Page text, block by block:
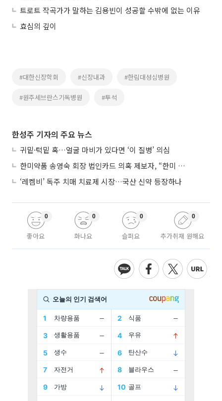
트로트 작곡가가 말하는 김용빈이 성공할 수밖에 없는 이유
효심의 깊이
#대한신장학회 #신장내과 #한림대성심병원
#원주세브란스기독병원 #투석
한성주 기자의 주요 뉴스
귀밑·턱밑 혹…얼굴 마비가 있다면 ‘이 질병’ 의심
한미약품 송영숙 회장 법인카드 의혹 제보자, “한미 잘 되기 바라는 마음”
‘레켐비’ 독주 치매 치료제 시장…국산 신약 등장하나
좋아요
0
화나요
0
슬퍼요
0
추가취재 원해요
0